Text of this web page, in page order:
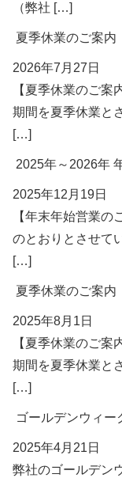
（弊社 […]
夏季休業のご案内
2026年7月27日
【夏季休業のご
期間を夏季休業と
[…]
2025年～2026年
2025年12月19日
【年末年始営業
のとおりとさせて
[…]
夏季休業のご案内
2025年8月1日
【夏季休業のご
期間を夏季休業と
[…]
ゴールデンウィー
2025年4月21日
弊社のゴールデン